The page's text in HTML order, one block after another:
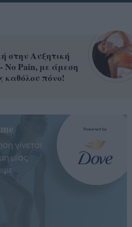
στην Αυξητική
No Pain, με άμεση
καθόλου πόνο!
γίνεται
μίας